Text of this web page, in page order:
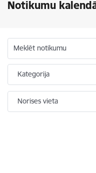
Notikumu
Meklēt notikumu
Kategorija
Norises vieta